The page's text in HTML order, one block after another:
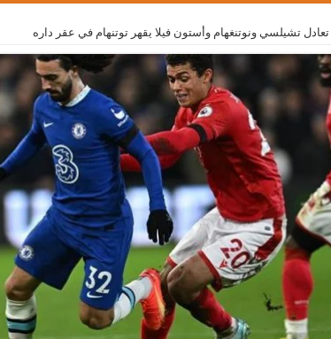
تعادل تشيلسي ونوتنغهام وأستون فيلا يقهر توتنهام في عقر داره